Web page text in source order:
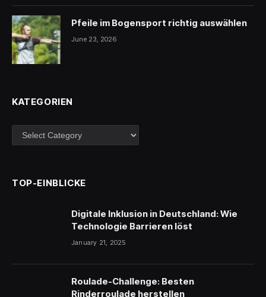
Pfeile im Bogensport richtig auswählen
June 23, 2026
KATEGORIEN
Kategorien
TOP-EINBLICKE
Digitale Inklusion in Deutschland: Wie
Technologie Barrieren löst
January 21, 2025
Roulade-Challenge: Besten
Rinderroulade herstellen